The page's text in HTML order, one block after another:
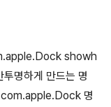
showh
명하게 만드는 명
com.apple.Dock 명